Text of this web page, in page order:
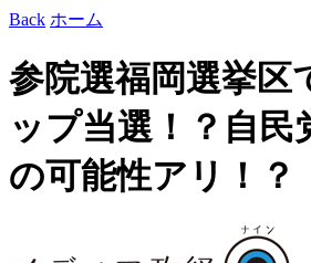
Back ホーム
参院選福岡選挙区
ップ当選！？自民
の可能性アリ！？